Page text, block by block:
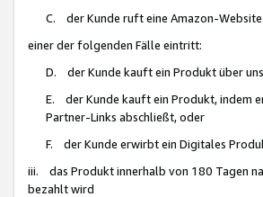
C. der Kunde ruft eine Amazon-Website
einer der folgenden Fälle eintritt:
D. der Kunde kauft ein Produkt über
E. der Kunde kauft ein Produkt, indem
Partner-Links abschließt, oder
F. der Kunde erwirbt ein Digitales
iii. das Produkt innerhalb von 180 Tagen
bezahlt wird